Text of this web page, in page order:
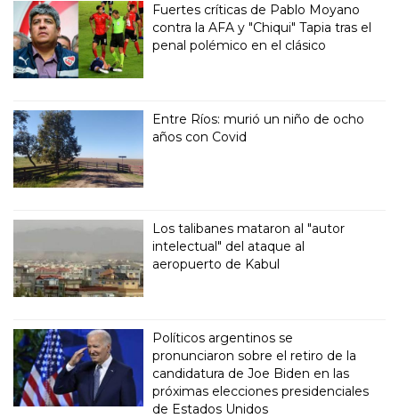
Fuertes críticas de Pablo Moyano
contra la AFA y "Chiqui" Tapia tras el
penal polémico en el clásico
Entre Ríos: murió un niño de ocho
años con Covid
Los talibanes mataron al "autor
intelectual" del ataque al
aeropuerto de Kabul
Políticos argentinos se
pronunciaron sobre el retiro de la
candidatura de Joe Biden en las
próximas elecciones presidenciales
de Estados Unidos